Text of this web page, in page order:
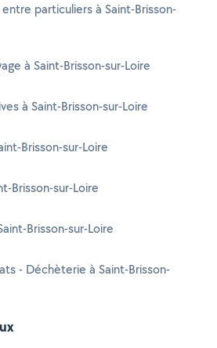
particuliers à Saint-Brisson-
à Saint-Brisson-sur-Loire
à Saint-Brisson-sur-Loire
Brisson-sur-Loire
Brisson-sur-Loire
Brisson-sur-Loire
- Déchèterie à Saint-Brisson-